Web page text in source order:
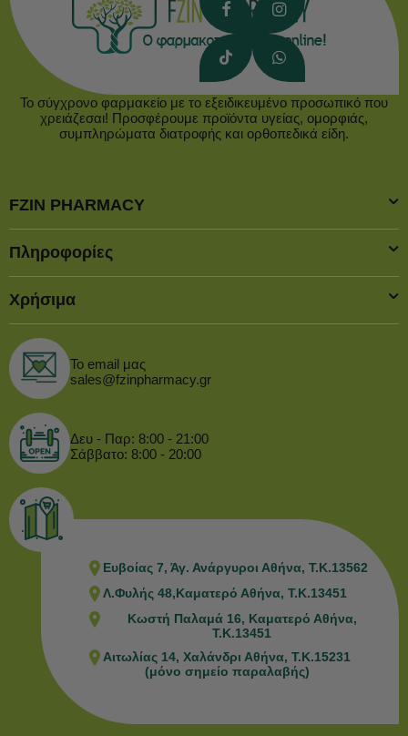
Το σύγχρονο φαρμακείο με το εξειδικευμένο προσωπικό που
χρειάζεσαι! Προσφέρουμε προϊόντα υγείας, ομορφιάς,
συμπληρώματα διατροφής και ορθοπεδικά είδη.
FZIN PHARMACY
Πληροφορίες
Χρήσιμα
Το email μας
sales@fzinpharmacy.gr
Δευ - Παρ: 8:00 - 21:00
Σάββατο: 8:00 - 20:00
Ευβοίας 7, Άγ. Ανάργυροι Αθήνα, Τ.Κ.13562
Λ.Φυλής 48,Καματερό Αθήνα, Τ.Κ.13451
Κωστή Παλαμά 16, Καματερό Αθήνα,
Τ.Κ.13451
Αιτωλίας 14, Χαλάνδρι Αθήνα, Τ.Κ.15231
(μόνο σημείο παραλαβής)